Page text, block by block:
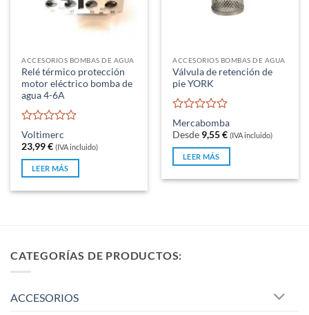
ACCESORIOS BOMBAS DE AGUA
Relé térmico protección
motor eléctrico bomba de
agua 4-6A
Valorado
con
0
de
5
Voltimerc
23,99€ (IVA incluido)
LEER MÁS
ACCESORIOS BOMBAS DE AGUA
Válvula de retención de
pie YORK
Valorado
con
0
de
5
Mercabomba
Desde 9,55€ (IVA incluido)
LEER MÁS
CATEGORÍAS DE PRODUCTOS:
ACCESORIOS